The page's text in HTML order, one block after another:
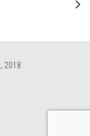
2018